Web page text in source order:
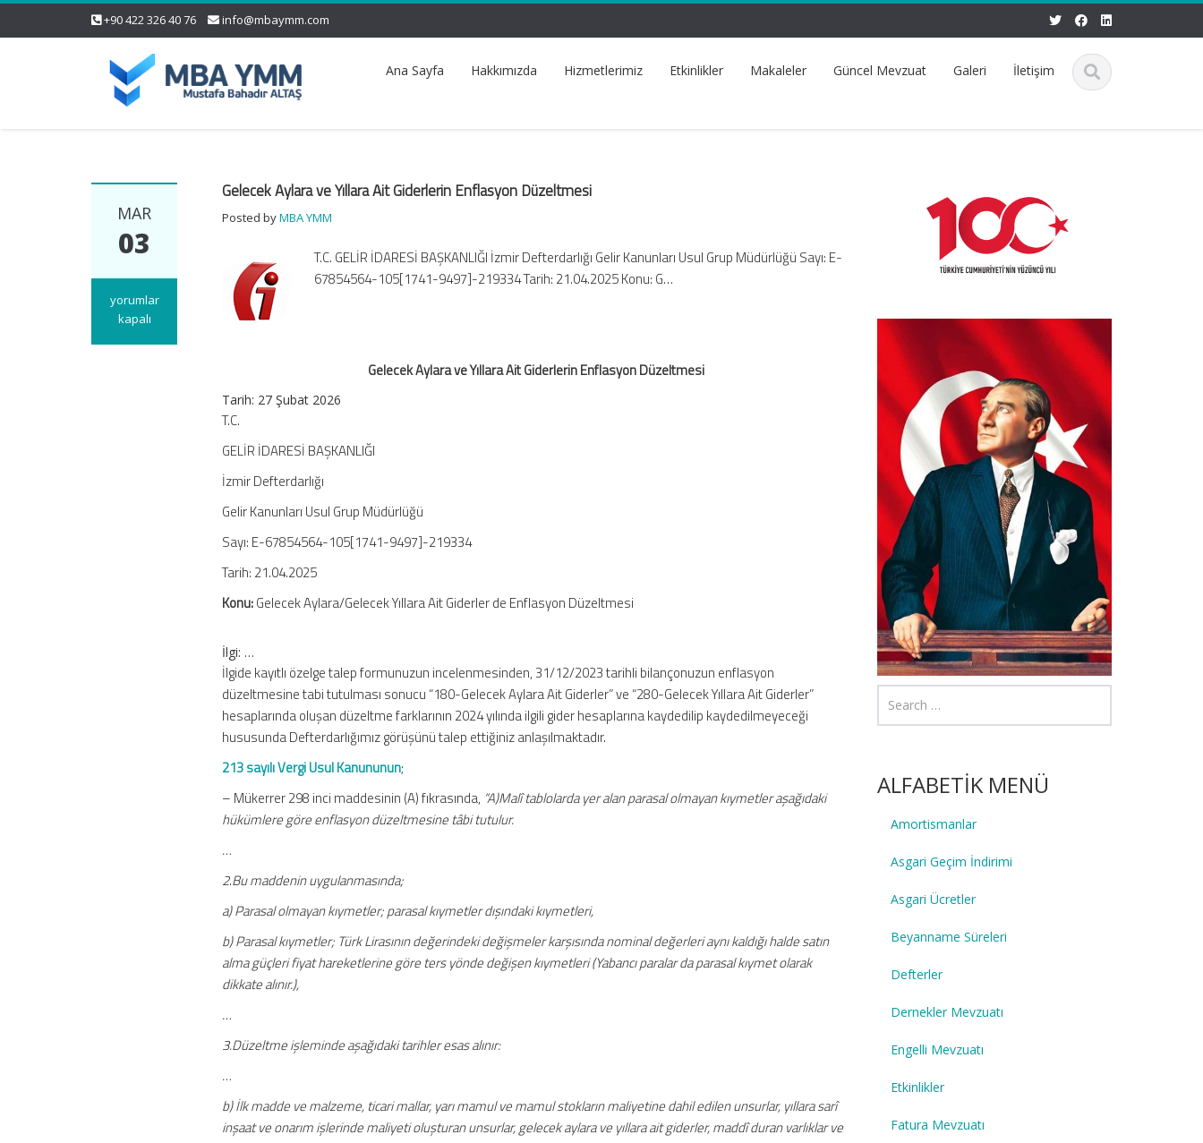
+90 422 326 40 76 info@mbaymm.com
Ana Sayfa Hakkımızda Hizmetlerimiz Etkinlikler Makaleler Güncel Mevzuat Galeri İletişim
MAR
03
Gelecek
Aylara
yorumlar
kapalı
Gelecek Aylara ve Yıllara Ait Giderlerin Enflasyon Düzeltmesi
Posted byMBA YMM
T.C. GELİR İDARESİ BAŞKANLIĞI İzmir Defterdarlığı Gelir Kanunları Usul Grup Müdürlüğü Sayı: E-
67854564-105[1741-9497]-219334 Tarih: 21.04.2025 Konu: G…
Gelecek Aylara ve Yıllara Ait Giderlerin Enflasyon Düzeltmesi
Tarih: 27 Şubat 2026
T.C.
GELİR İDARESİ BAŞKANLIĞI
İzmir Defterdarlığı
Gelir Kanunları Usul Grup Müdürlüğü
Sayı: E-67854564-105[1741-9497]-219334
Tarih: 21.04.2025
Konu:Gelecek Aylara/Gelecek Yıllara Ait Giderler de Enflasyon Düzeltmesi
İlgi: …
İlgide kayıtlı özelge talep formunuzun incelenmesinden, 31/12/2023 tarihli bilançonuzun enflasyon
düzeltmesine tabi tutulması sonucu “180-Gelecek Aylara Ait Giderler” ve “280-Gelecek Yıllara Ait Giderler”
hesaplarında oluşan düzeltme farklarının 2024 yılında ilgili gider hesaplarına kaydedilip kaydedilmeyeceği
hususunda Defterdarlığımız görüşünü talep ettiğiniz anlaşılmaktadır.
213 sayılı Vergi Usul Kanununun;
– Mükerrer 298 inci maddesinin (A) fıkrasında, “A)Malî tablolarda yer alan parasal olmayan kıymetler aşağıdaki
hükümlere göre enflasyon düzeltmesine tâbi tutulur.
…
2.Bu maddenin uygulanmasında;
a) Parasal olmayan kıymetler; parasal kıymetler dışındaki kıymetleri,
b) Parasal kıymetler; Türk Lirasının değerindeki değişmeler karşısında nominal değerleri aynı kaldığı halde satın
alma güçleri fiyat hareketlerine göre ters yönde değişen kıymetleri (Yabancı paralar da parasal kıymet olarak
dikkate alınır.),
…
3.Düzeltme işleminde aşağıdaki tarihler esas alınır:
…
b) İlk madde ve malzeme, ticari mallar, yarı mamul ve mamul stokların maliyetine dahil edilen unsurlar, yıllara sarî
inşaat ve onarım işlerinde maliyeti oluşturan unsurlar, gelecek aylara ve yıllara ait giderler, maddî duran varlıklar ve
ALFABETİK MENÜ
Amortismanlar
Asgari Geçim İndirimi
Asgari Ücretler
Beyanname Süreleri
Defterler
Dernekler Mevzuatı
Engelli Mevzuatı
Etkinlikler
Fatura Mevzuatı